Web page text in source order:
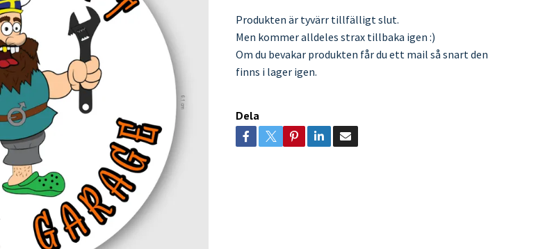
Produkten är tyvärr tillfälligt slut.
Men kommer alldeles strax tillbaka igen :)
Om du bevakar produkten får du ett mail så snart den
finns i lager igen.
Dela